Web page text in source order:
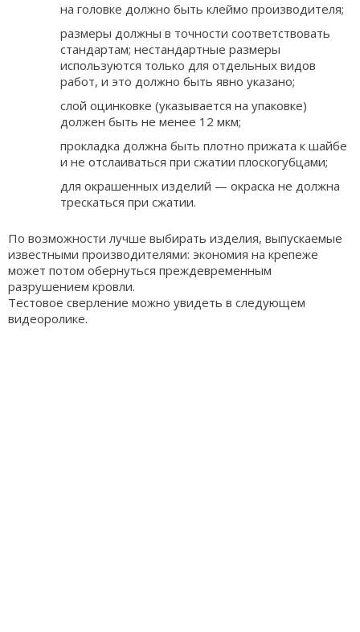
на головке должно быть клеймо производителя;
размеры должны в точности соответствовать
стандартам; нестандартные размеры
используются только для отдельных видов
работ, и это должно быть явно указано;
слой оцинковке (указывается на упаковке)
должен быть не менее 12 мкм;
прокладка должна быть плотно прижата к шайбе
и не отслаиваться при сжатии плоскогубцами;
для окрашенных изделий — окраска не должна
трескаться при сжатии.
По возможности лучше выбирать изделия, выпускаемые
известными производителями: экономия на крепеже
может потом обернуться преждевременным
разрушением кровли.
Тестовое сверление можно увидеть в следующем
видеоролике.